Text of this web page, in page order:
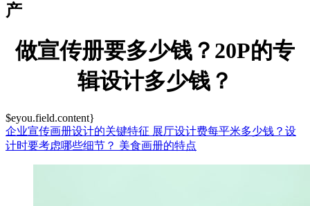
产
做宣传册要多少钱？20P的专
辑设计多少钱？
$eyou.field.content}
企业宣传画册设计的关键特征 展厅设计费每平米多少钱？设
计时要考虑哪些细节？ 美食画册的特点